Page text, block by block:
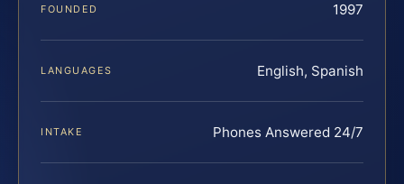
FOUNDED 1997
LANGUAGES English, Spanish
INTAKE Phones Answered 24/7